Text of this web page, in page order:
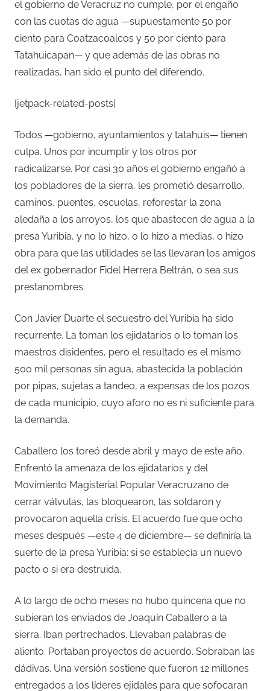
el gobierno de Veracruz no cumple, por el engaño
con las cuotas de agua —supuestamente 50 por
ciento para Coatzacoalcos y 50 por ciento para
Tatahuicapan— y que además de las obras no
realizadas, han sido el punto del diferendo.
[jetpack-related-posts]
Todos —gobierno, ayuntamientos y tatahuis— tienen
culpa. Unos por incumplir y los otros por
radicalizarse. Por casi 30 años el gobierno engañó a
los pobladores de la sierra, les prometió desarrollo,
caminos, puentes, escuelas, reforestar la zona
aledaña a los arroyos, los que abastecen de agua a la
presa Yuribia, y no lo hizo, o lo hizo a medias, o hizo
obra para que las utilidades se las llevaran los amigos
del ex gobernador Fidel Herrera Beltrán, o sea sus
prestanombres.
Con Javier Duarte el secuestro del Yuribia ha sido
recurrente. La toman los ejidatarios o lo toman los
maestros disidentes, pero el resultado es el mismo:
500 mil personas sin agua, abastecida la población
por pipas, sujetas a tandeo, a expensas de los pozos
de cada municipio, cuyo aforo no es ni suficiente para
la demanda.
Caballero los toreó desde abril y mayo de este año.
Enfrentó la amenaza de los ejidatarios y del
Movimiento Magisterial Popular Veracruzano de
cerrar válvulas, las bloquearon, las soldaron y
provocaron aquella crisis. El acuerdo fue que ocho
meses después —este 4 de diciembre— se definiría la
suerte de la presa Yuribia: si se establecía un nuevo
pacto o si era destruida.
A lo largo de ocho meses no hubo quincena que no
subieran los enviados de Joaquín Caballero a la
sierra. Iban pertrechados. Llevaban palabras de
aliento. Portaban proyectos de acuerdo. Sobraban las
dádivas. Una versión sostiene que fueron 12 millones
entregados a los líderes ejidales para que sofocaran